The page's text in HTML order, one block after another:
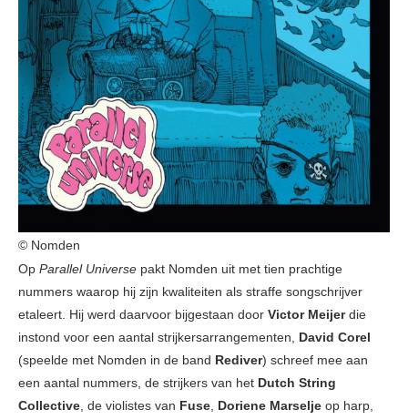
© Nomden
Op Parallel Universe pakt Nomden uit met tien prachtige
nummers waarop hij zijn kwaliteiten als straffe songschrijver
etaleert. Hij werd daarvoor bijgestaan door Victor Meijerdie
instond voor een aantal strijkersarrangementen, David Corel
(speelde met Nomden in de band Rediver) schreef mee aan
een aantal nummers, de strijkers van het Dutch String
Collective, de violistes van Fuse, Doriene Marselje op harp,